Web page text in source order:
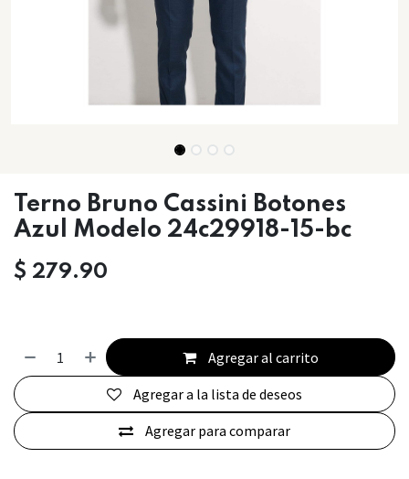
Terno Bruno Cassini Botones
Azul Modelo 24c29918-15-bc
$ 279.90
Agregar al carrito
Agregar para comparar
Agregar a la lista de deseos